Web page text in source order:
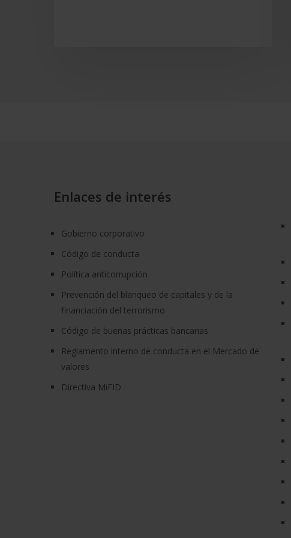
Enlaces de interés
Gobierno corporativo
Código de conducta
Política anticorrupción
Prevención del blanqueo de capitales y de la
financiación del terrorismo
Código de buenas prácticas bancarias
Reglamento interno de conducta en el Mercado de
valores
Directiva MiFID